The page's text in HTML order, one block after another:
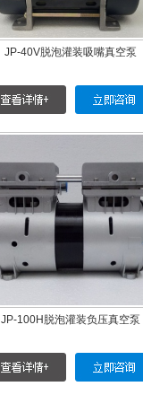
JP-40V脱泡灌装吸嘴真空泵
JP-100H脱泡灌装负压真空泵